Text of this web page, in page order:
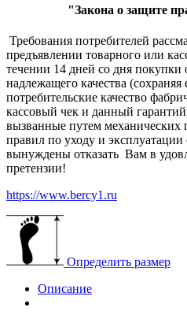
"Закона о защите
Требования потребителей
предъявлении товарного или
течении 14 дней со дня покупки
надлежащего качества
потребительские качество
кассовый чек и данный
вызванные путем механических
правил по уходу и
вынуждены отказать Вам в
претензии!
https://www.bercy1.ru
Определить размер
Описание